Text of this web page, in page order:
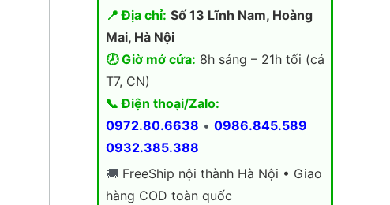
📍 Địa chỉ: Số 13 Lĩnh Nam, Hoàng
Mai, Hà Nội
🕗 Giờ mở cửa: 8h sáng – 21h tối (cả
T7, CN)
📞 Điện thoại/Zalo:
0972.80.6638 • 0986.845.589
0932.385.388
🚚 FreeShip nội thành Hà Nội • Giao
hàng COD toàn quốc